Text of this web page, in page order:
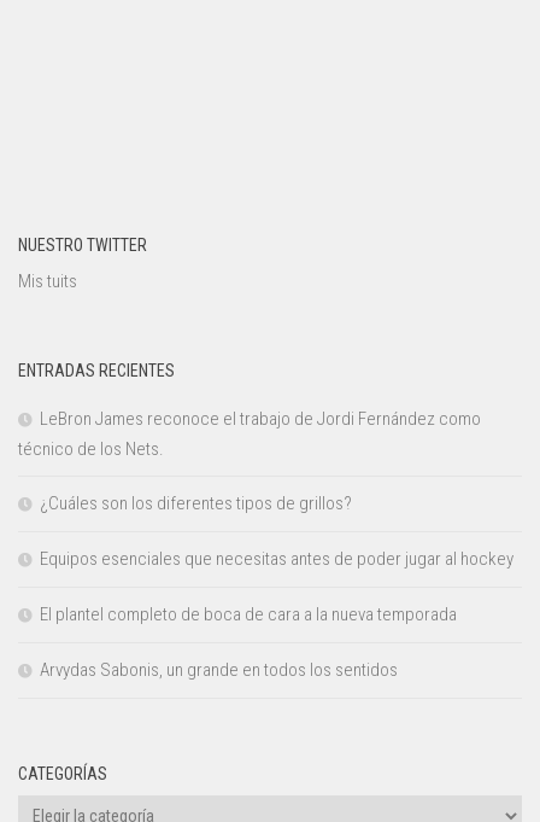
NUESTRO TWITTER
Mis tuits
ENTRADAS RECIENTES
LeBron James reconoce el trabajo de Jordi Fernández como
técnico de los Nets.
¿Cuáles son los diferentes tipos de grillos?
Equipos esenciales que necesitas antes de poder jugar al hockey
El plantel completo de boca de cara a la nueva temporada
Arvydas Sabonis, un grande en todos los sentidos
CATEGORÍAS
Categorías